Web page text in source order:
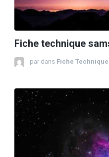
Fiche technique
par dans Fiche Technique